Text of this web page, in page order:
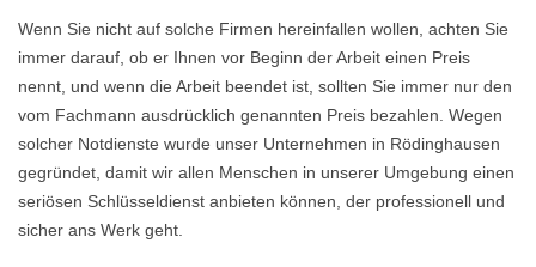
Wenn Sie nicht auf solche Firmen hereinfallen wollen, achten Sie
immer darauf, ob er Ihnen vor Beginn der Arbeit einen Preis
nennt, und wenn die Arbeit beendet ist, sollten Sie immer nur den
vom Fachmann ausdrücklich genannten Preis bezahlen. Wegen
solcher Notdienste wurde unser Unternehmen in Rödinghausen
gegründet, damit wir allen Menschen in unserer Umgebung einen
seriösen Schlüsseldienst anbieten können, der professionell und
sicher ans Werk geht.